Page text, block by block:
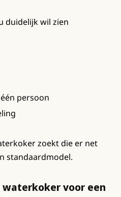
duidelijk wil zien
persoon
zoekt die er net
standaardmodel.
voor een